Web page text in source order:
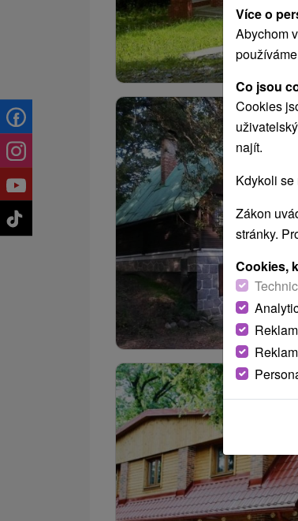
Více o
Abychom
Co jsou
Cookies
najít.
Kdykoli se
Zákon
stránky.
Cookies,